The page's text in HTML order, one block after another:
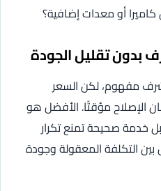
أو معدات إضافية؟
تقليل الجودة
مفهوم، لكن السعر
الإصلاح مؤقتًا. الأفضل هو
خدمة صحيحة تمنع تكرار
التكلفة المعقولة وجودة